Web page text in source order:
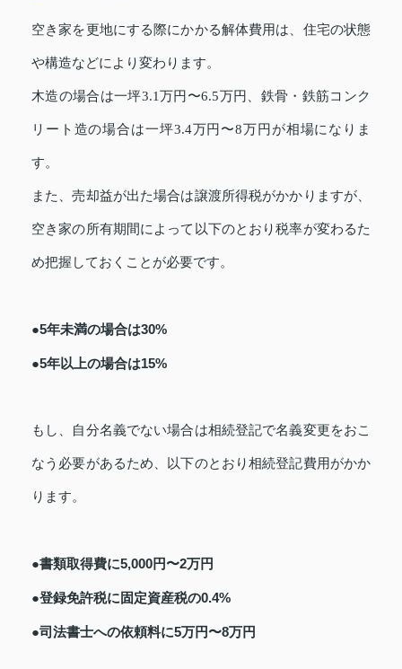
空き家を更地にする際にかかる解体費用は、住宅の状態
や構造などにより変わります。
木造の場合は一坪3.1万円〜6.5万円、鉄骨・鉄筋コンク
リート造の場合は一坪3.4万円〜8万円が相場になりま
す。
また、売却益が出た場合は譲渡所得税がかかりますが、
空き家の所有期間によって以下のとおり税率が変わるた
め把握しておくことが必要です。
●5年未満の場合は30%
●5年以上の場合は15%
もし、自分名義でない場合は相続登記で名義変更をおこ
なう必要があるため、以下のとおり相続登記費用がかか
ります。
●書類取得費に5,000円〜2万円
●登録免許税に固定資産税の0.4%
●司法書士への依頼料に5万円〜8万円